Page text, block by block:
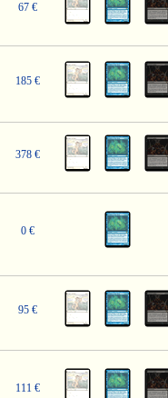
67 €
185 €
378 €
0 €
95 €
111 €